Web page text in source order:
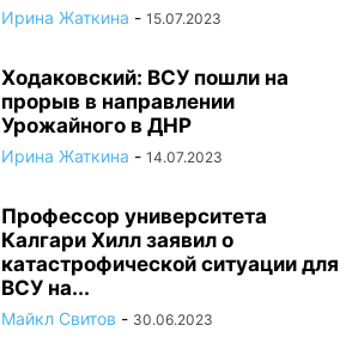
Ирина Жаткина - 15.07.2023
Ходаковский: ВСУ пошли на
прорыв в направлении
Урожайного в ДНР
Ирина Жаткина - 14.07.2023
Профессор университета
Калгари Хилл заявил о
катастрофической ситуации для
ВСУ на...
Майкл Свитов - 30.06.2023